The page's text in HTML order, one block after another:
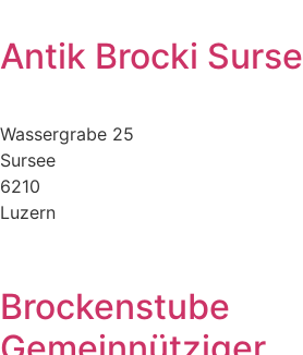
Antik Brocki
Wassergrabe 25
Sursee
6210
Luzern
Brockenstube